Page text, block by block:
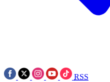
RSS